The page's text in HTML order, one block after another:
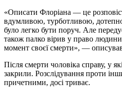
«Описати Флоріана — це
вдумливою, турботливою,
було легко бути поруч. Але
також палко вірив у право
момент своєї смерти», —
Після смерти чоловіка справу, у
закрили. Розслідування проти
причетними, досі триває.